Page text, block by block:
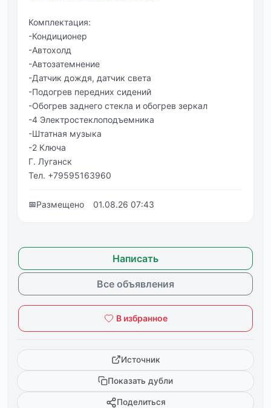
Комплектация:
-Кондиционер
-Автохолд
-Автозатемнение
-Датчик дождя, датчик света
-Подогрев передних сидений
-Обогрев заднего стекла и обогрев зеркал
-4 Электростеклоподъемника
-Штатная музыка
-2 Ключа
Г. Луганск
Тел. +79595163960
📅Размещено 01.08.26 07:43
Написать
Все объявления
В избранное
Источник
Показать дубли
Поделиться